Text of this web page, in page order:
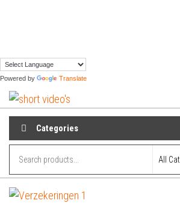
content
Powered by Translate
Video’s voor
Categories